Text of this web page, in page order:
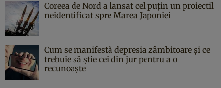
Coreea de Nord a lansat cel puțin un proiectil
neidentificat spre Marea Japoniei
Cum se manifestă depresia zâmbitoare și ce
trebuie să știe cei din jur pentru a o
recunoaște